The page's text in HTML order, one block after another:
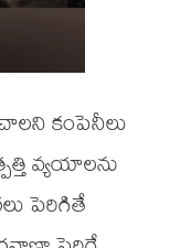
కంపెనీలు
వ్యయాలను
పెరిగితే